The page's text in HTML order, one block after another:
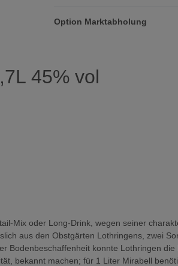
Option Marktabholung
45% vol
Mix oder Long-Drink, wegen seiner
aus den Obstgärten Lothringens, zwei
Bodenbeschaffenheit konnte Lothringen
bekannt machen; für 1 Liter Mirabell